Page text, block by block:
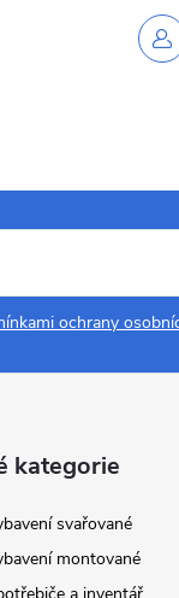
ochrany
kategorie
svařované
montované